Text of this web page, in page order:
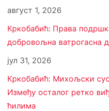
август 1, 2026
Кркобабић: Права
добровољна ватрогасна
јул 31, 2026
Кркобабић: Михољски
Између осталог ретко
ћилима